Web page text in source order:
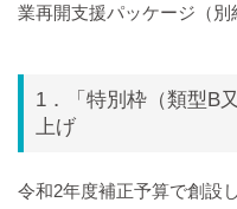
業再開支援パッケージ（別
1．「特別枠（類型B
上げ
令和2年度補正予算で創設